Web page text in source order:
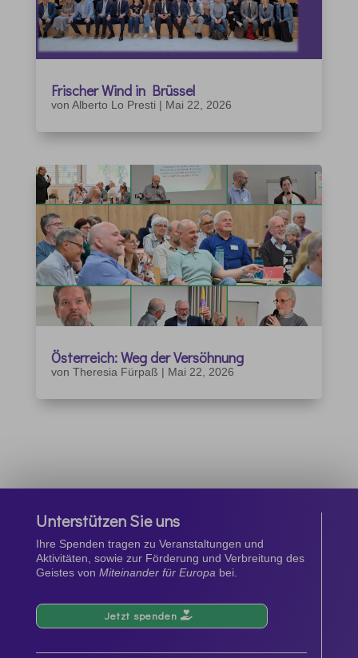
Frischer Wind in Brüssel
von Alberto Lo Presti | Mai 22, 2026
Österreich: Weg der Versöhnung
von Theresia Fürpaß | Mai 22, 2026
Unterstützen Sie uns
Ihre Spenden tragen zu Veranstaltungen und
Aktivitäten, sowie zur Förderung und Verbreitung des
Geistes von Miteinander für Europa bei.
Jetzt spenden